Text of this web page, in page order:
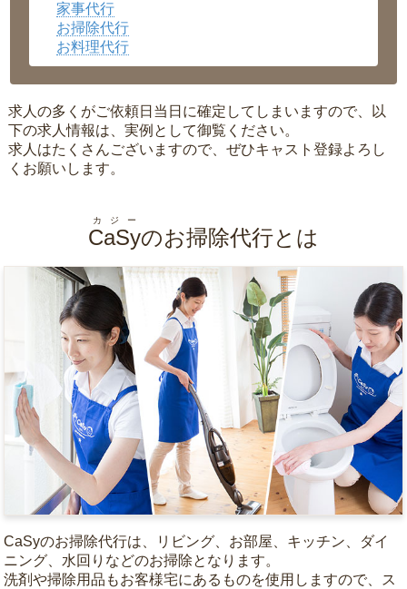
家事代行
お掃除代行
お料理代行
求人の多くがご依頼日当日に確定してしまいますので、以
下の求人情報は、実例として御覧ください。
求人はたくさんございますので、ぜひキャスト登録よろし
くお願いします。
CaSy
カジー
のお掃除代行とは
CaSyのお掃除代行は、リビング、お部屋、キッチン、ダイ
ニング、水回りなどのお掃除となります。
洗剤や掃除用品もお客様宅にあるものを使用しますので、ス